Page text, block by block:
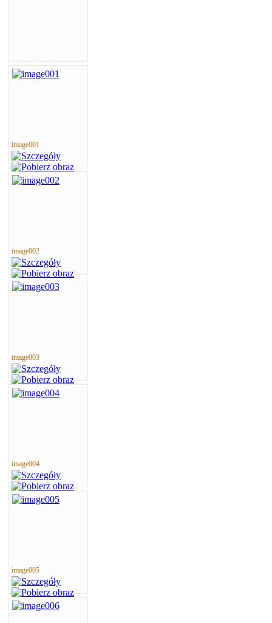
image001
image002
image003
image004
image005